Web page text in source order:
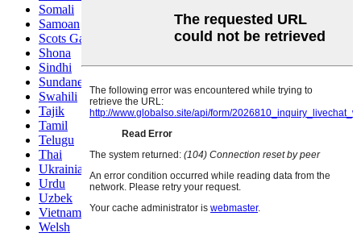
Somali
Samoan
Scots Gaelic
Shona
Sindhi
Sundanese
Swahili
Tajik
Tamil
Telugu
Thai
Ukrainian
Urdu
Uzbek
Vietnamese
Welsh